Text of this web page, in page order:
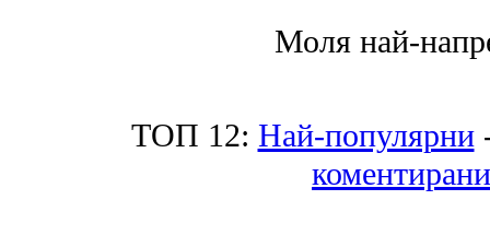
Моля най-
ТОП 12: Най-популярни
коментирани